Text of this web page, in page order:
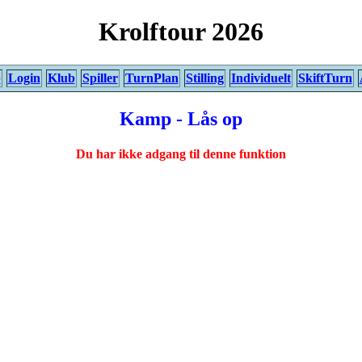
Krolftour 2026
Login Klub Spiller TurnPlan Stilling Individuelt SkiftTurn
Kamp - Lås op
Du har ikke adgang til denne funktion